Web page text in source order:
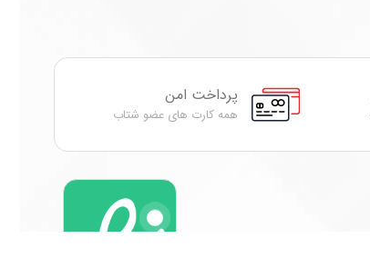
پرداخت امن
همه کارت های عضو شتاب